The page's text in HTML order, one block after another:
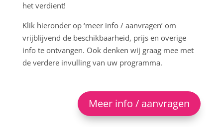
het verdient!
Klik hieronder op ‘meer info / aanvragen’ om
vrijblijvend de beschikbaarheid, prijs en overige
info te ontvangen. Ook denken wij graag mee met
de verdere invulling van uw programma.
Meer info / aanvragen